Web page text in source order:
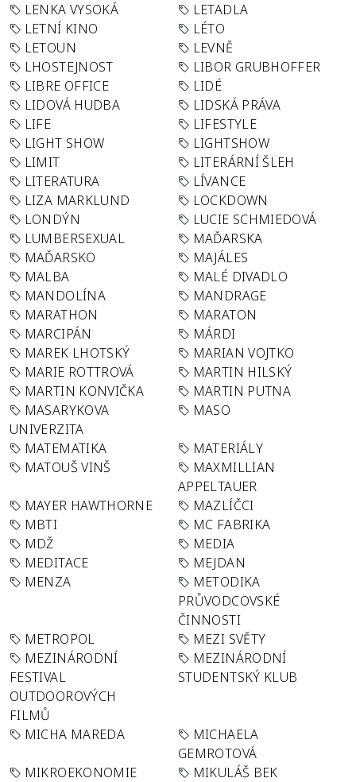
LENKA VYSOKÁ
LETADLA
LETNÍ KINO
LÉTO
LETOUN
LEVNĚ
LHOSTEJNOST
LIBOR GRUBHOFFER
LIBRE OFFICE
LIDÉ
LIDOVÁ HUDBA
LIDSKÁ PRÁVA
LIFE
LIFESTYLE
LIGHT SHOW
LIGHTSHOW
LIMIT
LITERÁRNÍ ŠLEH
LITERATURA
LÍVANCE
LIZA MARKLUND
LOCKDOWN
LONDÝN
LUCIE SCHMIEDOVÁ
LUMBERSEXUAL
MAĎARSKA
MAĎARSKO
MAJÁLES
MALBA
MALÉ DIVADLO
MANDOLÍNA
MANDRAGE
MARATHON
MARATON
MARCIPÁN
MÁRDI
MAREK LHOTSKÝ
MARIAN VOJTKO
MARIE ROTTROVÁ
MARTIN HILSKÝ
MARTIN KONVIČKA
MARTIN PUTNA
MASARYKOVA
UNIVERZITA
MASO
MATEMATIKA
MATERIÁLY
MATOUŠ VINŠ
MAXMILLIAN
APPELTAUER
MAYER HAWTHORNE
MAZLÍČCI
MBTI
MC FABRIKA
MDŽ
MEDIA
MEDITACE
MEJDAN
MENZA
METODIKA
PRŮVODCOVSKÉ
ČINNOSTI
METROPOL
MEZI SVĚTY
MEZINÁRODNÍ
FESTIVAL
OUTDOOROVÝCH
FILMŮ
MEZINÁRODNÍ
STUDENTSKÝ KLUB
MICHA MAREDA
MICHAELA
GEMROTOVÁ
MIKROEKONOMIE
MIKULÁŠ BEK